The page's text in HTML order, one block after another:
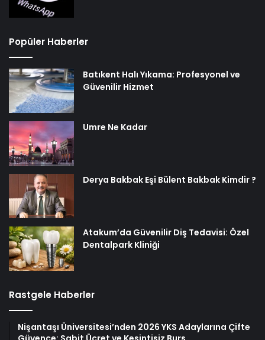
Popüler Haberler
Batıkent Halı Yıkama: Profesyonel ve
Güvenilir Hizmet
Umre Ne Kadar
Derya Bakbak Eşi Bülent Bakbak Kimdir ?
Atakum’da Güvenilir Diş Tedavisi: Özel
Dentalpark Kliniği
Rastgele Haberler
Nişantaşı Üniversitesi’nden 2026 YKS Adaylarına Çifte